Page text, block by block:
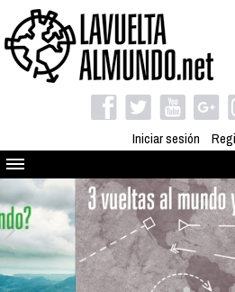
Iniciar sesión
Quienes somos
El proyecto
Blog
Viaja con nosotros